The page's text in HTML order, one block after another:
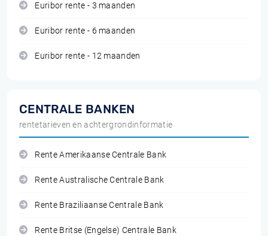
Euribor rente - 3 maanden
Euribor rente - 6 maanden
Euribor rente - 12 maanden
CENTRALE BANKEN
rentetarieven en achtergrondinformatie
Rente Amerikaanse Centrale Bank
Rente Australische Centrale Bank
Rente Braziliaanse Centrale Bank
Rente Britse (Engelse) Centrale Bank